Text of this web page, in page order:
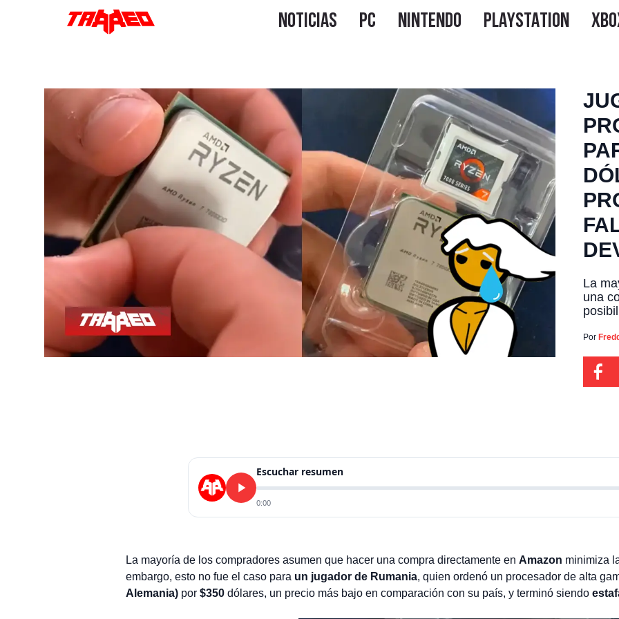
La
una
Por
Escuchar resumen
0:00
La mayoría de los compradores asumen que hacer una compra directamente en Amazon minimiza
embargo, esto no fue el caso para un jugador de Rumania, quien ordenó un procesador de alta
Alemania) por $350 dólares, un precio más bajo en comparación con su país, y terminó siendo